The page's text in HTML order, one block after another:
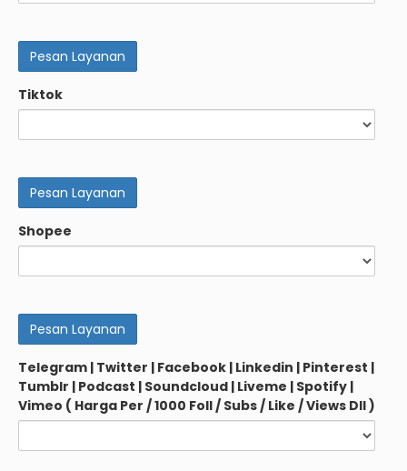
Tiktok
Shopee
Telegram | Twitter | Facebook | Linkedin | Pinterest |
Tumblr | Podcast | Soundcloud | Liveme | Spotify |
Vimeo ( Harga Per / 1000 Foll / Subs / Like / Views Dll )